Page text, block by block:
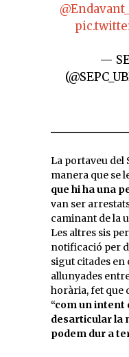
—
La portaveu del
manera que se
que hi ha una
van ser
caminant de la
Les altres sis
notificació per
sigut citades
allunyades
horària, fet que
“com un intent
desarticular la
podem dur a